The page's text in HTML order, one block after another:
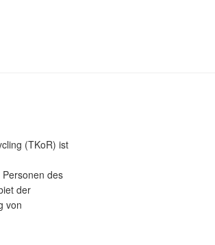
(TKoR) ist
des
der
von